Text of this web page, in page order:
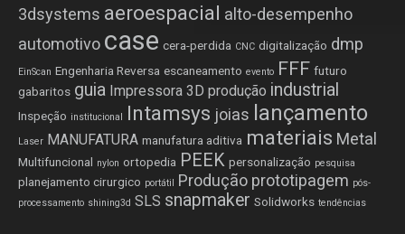
3dsystems aeroespacial alto-desempenho
automotivo case cera-perdida CNC digitalização dmp
EinScan Engenharia Reversa escaneamento evento FFF futuro
gabaritos guia Impressora 3D produção industrial
Inspeção institucional Intamsys joias lançamento
Laser MANUFATURA manufatura aditiva materiais Metal
Multifuncional nylon ortopedia PEEK personalização pesquisa
planejamento cirurgico portátil Produção prototipagem pós-
processamento shining3d SLS snapmaker Solidworks tendências